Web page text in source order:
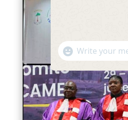
WhatsApp